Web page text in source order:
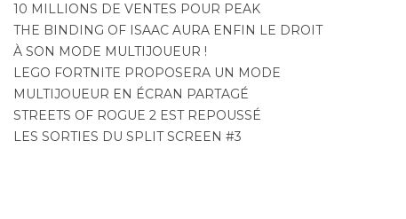
10 MILLIONS DE VENTES POUR PEAK
THE BINDING OF ISAAC AURA ENFIN LE DROIT
À SON MODE MULTIJOUEUR !
LEGO FORTNITE PROPOSERA UN MODE
MULTIJOUEUR EN ÉCRAN PARTAGÉ
STREETS OF ROGUE 2 EST REPOUSSÉ
LES SORTIES DU SPLIT SCREEN #3